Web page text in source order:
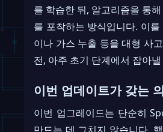
를 학습한 뒤, 알고리즘을 통
를 포착하는 방식입니다. 이
이나 가스 누출 등을 대형 사
전, 아주 초기 단계에서 잡아
이번 업데이트가 갖는
이번 업그레이드는 단순히
만드는 데 그치지 않습니다.